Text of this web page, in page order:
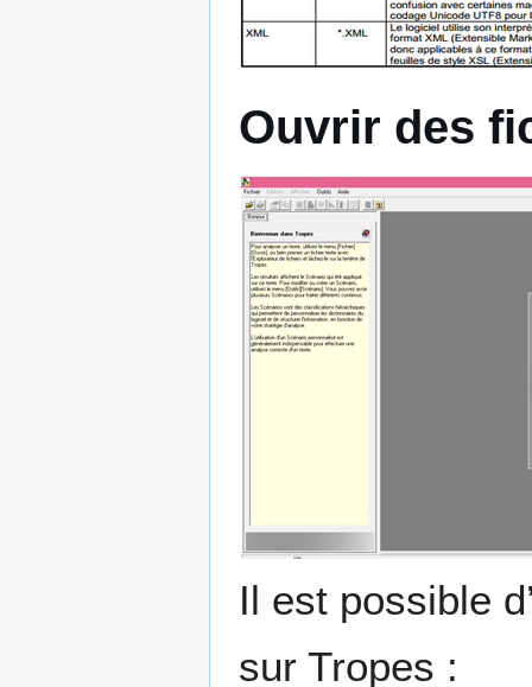
Ouvrir des
Il est possible
sur Tropes :